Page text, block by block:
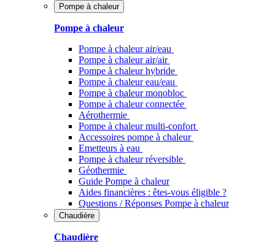
Pompe à chaleur
Pompe à chaleur
Pompe à chaleur air/eau
Pompe à chaleur air/air
Pompe à chaleur hybride
Pompe à chaleur​ eau/eau
Pompe à chaleur monobloc
Pompe à chaleur connectée
Aérothermie
Pompe à chaleur multi-confort
Accessoires pompe à chaleur
Emetteurs à eau
Pompe à chaleur réversible
Géothermie
Guide Pompe à chaleur
Aides financières : êtes-vous éligible ?
Questions / Réponses Pompe à chaleur
Chaudière
Chaudière